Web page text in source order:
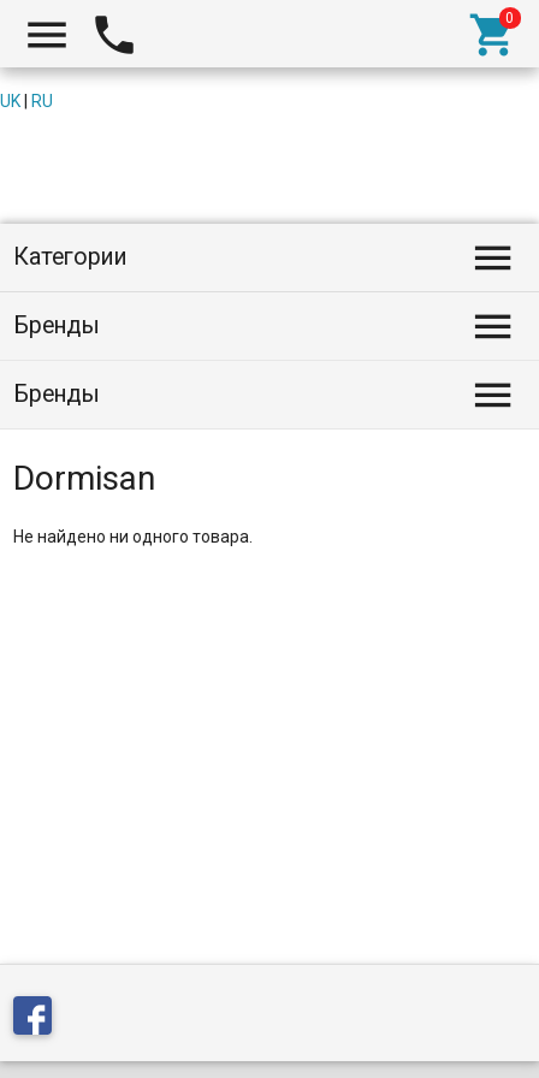
  
UK RU
Категории 
Бренды 
Бренды 
Dormisan
Не найдено ни одного товара.